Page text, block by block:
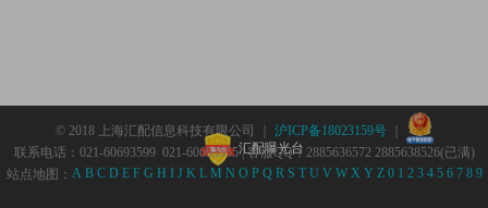
© 2018 上海汇配信息科技有限公司 ｜ 沪ICP备18023159号｜
汇配曝光台
联系电话：021-60693599 021-60693555 | 客服QQ：2885636572 2885638526(已满)
站点地图： A B C D E F G H I J K L M N O P Q R S T U V W X Y Z 0 1 2 3 4 5 6 7 8 9